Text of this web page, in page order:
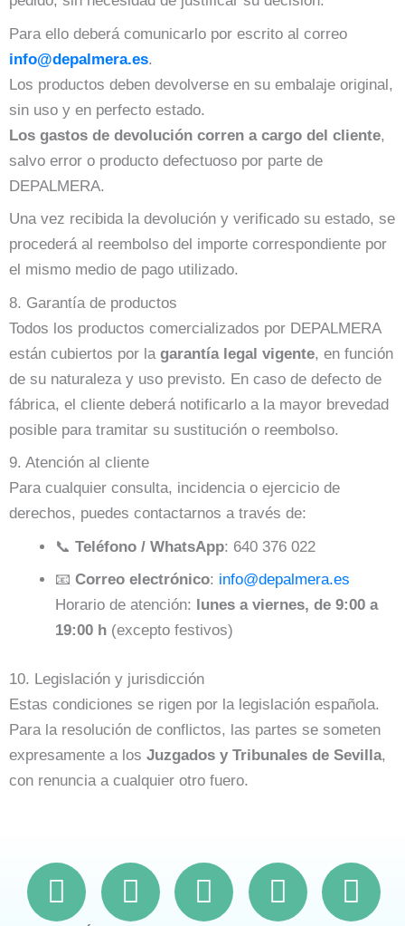
Para ello deberá comunicarlo por escrito al correo
info@depalmera.es.
Los productos deben devolverse en su embalaje original,
sin uso y en perfecto estado.
Los gastos de devolución corren a cargo del cliente,
salvo error o producto defectuoso por parte de
DEPALMERA.
Una vez recibida la devolución y verificado su estado, se
procederá al reembolso del importe correspondiente por
el mismo medio de pago utilizado.
8. Garantía de productos
Todos los productos comercializados por DEPALMERA
están cubiertos por la garantía legal vigente, en función
de su naturaleza y uso previsto. En caso de defecto de
fábrica, el cliente deberá notificarlo a la mayor brevedad
posible para tramitar su sustitución o reembolso.
9. Atención al cliente
Para cualquier consulta, incidencia o ejercicio de
derechos, puedes contactarnos a través de:
📞 Teléfono / WhatsApp: 640 376 022
📧 Correo electrónico: info@depalmera.es
Horario de atención: lunes a viernes, de 9:00 a
19:00 h (excepto festivos)
10. Legislación y jurisdicción
Estas condiciones se rigen por la legislación española.
Para la resolución de conflictos, las partes se someten
expresamente a los Juzgados y Tribunales de Sevilla,
con renuncia a cualquier otro fuero.